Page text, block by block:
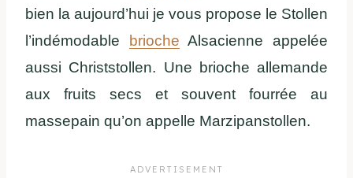
bien la aujourd’hui je vous propose le Stollen
l’indémodable brioche Alsacienne appelée
aussi Christstollen. Une brioche allemande
aux fruits secs et souvent fourrée au
massepain qu’on appelle Marzipanstollen.